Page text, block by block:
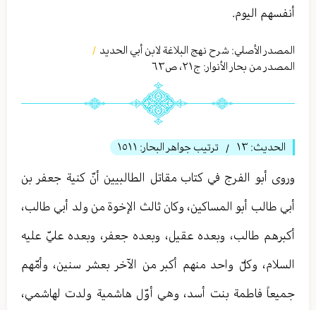
أنفسهم اليوم.
المصدر الأصلي: شرح نهج البلاغة لابن أبي الحدید /
المصدر من بحار الأنوار: ج٢١، ص٦٣
الحديث: ١٣ / ترتيب جواهر البحار: ١٥١١
وروى أبو الفرج في كتاب مقاتل الطالبيين أنّ كنية جعفر بن
أبي طالب أبو المساكين، وكان ثالث الإخوة من ولد أبي طالب،
أكبرهم طالب، وبعده عقيل، وبعده جعفر، وبعده عليّ عليه
السلام، وكلّ واحد منهم أكبر من الآخر بعشر سنين، وأمّهم
جميعاً فاطمة بنت أسد، وهي أوّل هاشمية ولدت لهاشمي،